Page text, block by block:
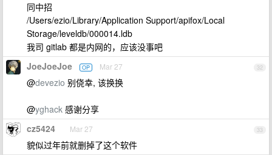
同中招
/Users/ezio/Library/Application Support/apifox/Local
Storage/leveldb/000014.ldb
我司 gitlab 都是内网的，应该没事吧
32
JoeJoeJoe OP Mar 27
@devezio 别侥幸, 该换换
@yghack 感谢分享
33
cz5424 Mar 27
貌似过年前就删掉了这个软件